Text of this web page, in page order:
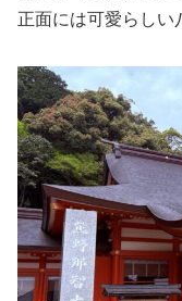
正面には可愛らしい